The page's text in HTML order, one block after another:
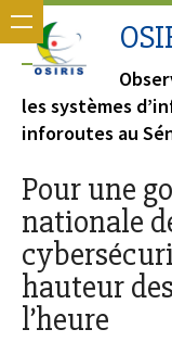
les systèmes
inforoutes au
Pour une
nationale
hauteur
l’heure